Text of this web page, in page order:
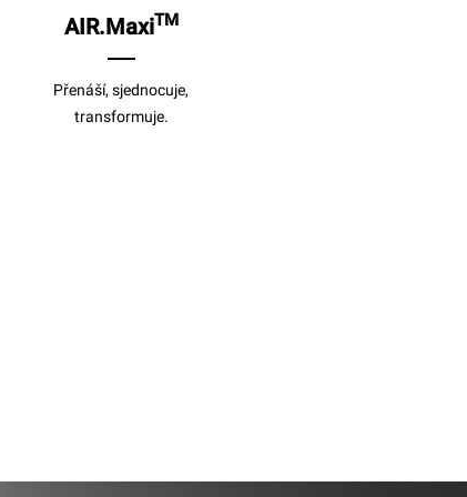
AIR.MaxiTM
Přenáší, sjednocuje,
transformuje.